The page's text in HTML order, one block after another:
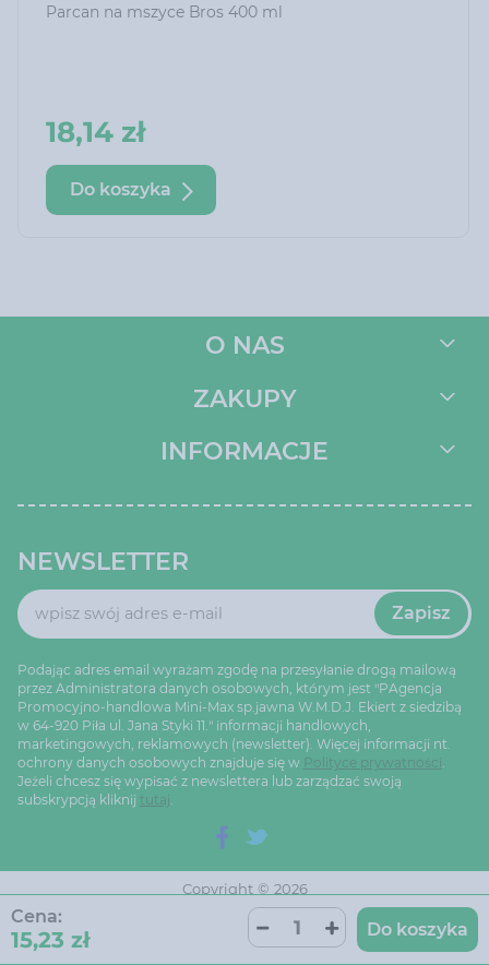
Cena:
15,23 zł Do koszyka
Parcan na mszyce Bros 400 ml
18,14 zł
Do koszyka
O NAS
ZAKUPY
INFORMACJE
NEWSLETTER
Zapisz
Podając adres email wyrażam zgodę na przesyłanie drogą mailową
przez Administratora danych osobowych, którym jest "PAgencja
Promocyjno-handlowa Mini-Max sp.jawna W.M.D.J. Ekiert z siedzibą
w 64-920 Piła ul. Jana Styki 11." informacji handlowych,
marketingowych, reklamowych (newsletter). Więcej informacji nt.
ochrony danych osobowych znajduje się w Polityce prywatności
Jeżeli chcesz się wypisać z newslettera lub zarządzać swoją
subskrypcją kliknij tutaj
Copyright © 2026
Oprogramowanie sklepu:
AptusShop
Projekt i strony:Aptus.pl